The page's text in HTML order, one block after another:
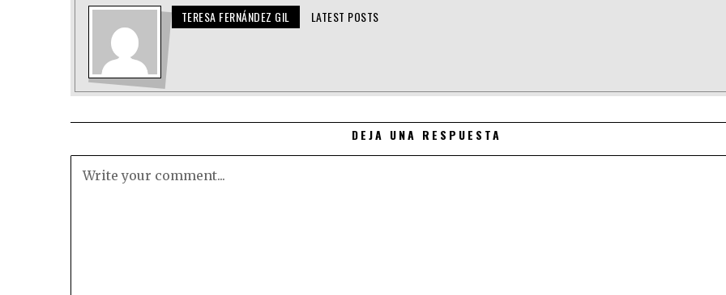
TERESA FERNÁNDEZ GIL LATEST POSTS
DEJA UNA RESPUESTA